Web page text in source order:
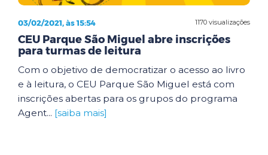
1170 visualizações
03/02/2021, às 15:54
CEU Parque São Miguel abre inscrições
para turmas de leitura
Com o objetivo de democratizar o acesso ao livro
e à leitura, o CEU Parque São Miguel está com
inscrições abertas para os grupos do programa
Agent... [saiba mais]